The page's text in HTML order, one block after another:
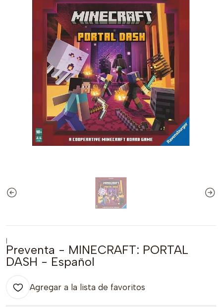
|
Preventa - MINECRAFT: PORTAL
DASH - Español
Agregar a la lista de favoritos